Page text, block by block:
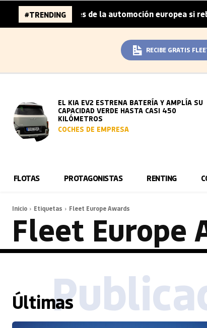
#TRENDING
96.000 millones de la automoción europea si rebaja
RECIBE GRATIS
EL KIA EV2 ESTRENA BATERÍA Y AMPLÍA SU
CAPACIDAD VERDE HASTA CASI 450
KILÓMETROS
COCHES DE EMPRESA
FLOTAS PROTAGONISTAS RENTING
Inicio Etiquetas Fleet Europe Awards
Fleet Europe
Últimas